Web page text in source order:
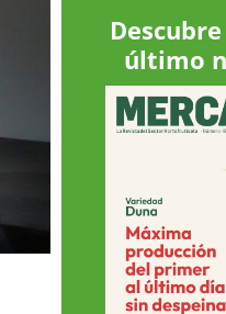
último